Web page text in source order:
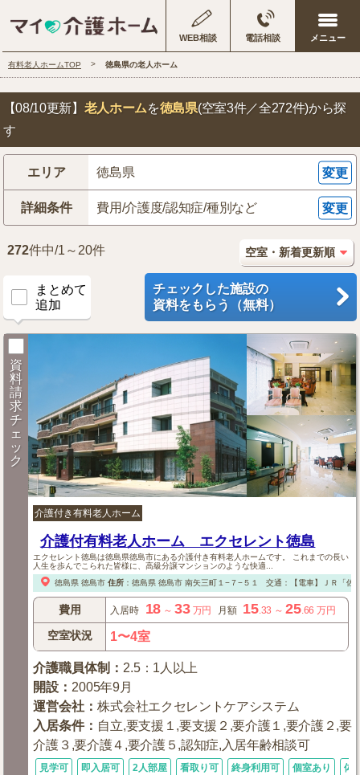
WEB相談 電話相談
有料老人ホームTOP 徳島県の老人ホーム
【08/10更新】 老人ホームを徳島県(空室3件／全272件)から探
す
エリア 徳島県 変更
詳細条件 費用/介護度/認知症/種別など 変更
272件中/1～20件
まとめて
追加
チェックした施設の
資料をもらう（無料）
資
料
請
求
チ
ェ
ッ
ク
介護付き有料老人ホーム
介護付有料老人ホーム エクセレント徳島
エクセレント徳島は徳島県徳島市にある介護付き有料老人ホームです。 これまでの長い
人生を歩んでこられた皆様に、高級分譲マンションのような快適...
徳島県 徳島市 住所： 徳島県 徳島市南矢三町１−７−５１ 交通：【電車】ＪＲ「佐
費用 入居時 18 ～33 万円 月額 15.33 ～25.66 万円
空室状況 1〜4室
介護職員体制 ： 2.5：1人以上
開設 ： 2005年9月
運営会社 ：株式会社エクセレントケアシステム
入居条件： 自立,要支援１,要支援２,要介護１,要介護２,要
介護３,要介護４,要介護５,認知症,入居年齢相談可
見学可 即入居可 2人部屋 看取り可 終身利用可 個室あり 体